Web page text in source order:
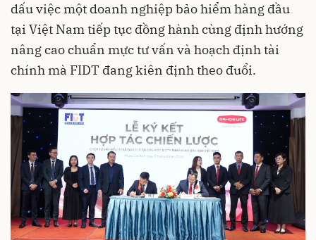
dấu việc một doanh nghiệp bảo hiểm hàng đầu
tại Việt Nam tiếp tục đồng hành cùng định hướng
nâng cao chuẩn mực tư vấn và hoạch định tài
chính mà FIDT đang kiên định theo đuổi.